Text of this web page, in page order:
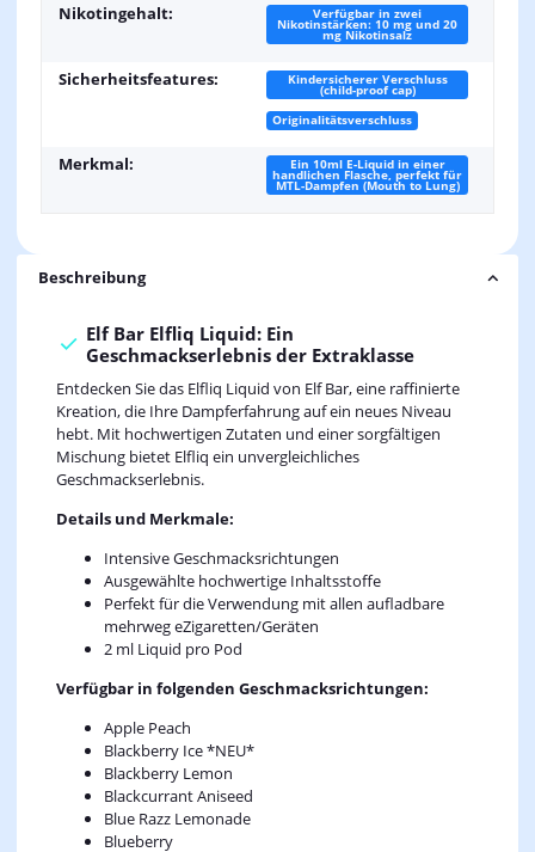
Nikotingehalt: Verfügbar in zwei
Nikotinstärken: 10 mg und 20
mg Nikotinsalz
Sicherheitsfeatures: Kindersicherer Verschluss
(child-proof cap)
Originalitätsverschluss
Merkmal: Ein 10ml E-Liquid in einer
handlichen Flasche, perfekt für
MTL-Dampfen (Mouth to Lung)
Beschreibung
Elf Bar Elfliq Liquid: Ein
Geschmackserlebnis der Extraklasse
Entdecken Sie das Elfliq Liquid von Elf Bar, eine raffinierte
Kreation, die Ihre Dampferfahrung auf ein neues Niveau
hebt. Mit hochwertigen Zutaten und einer sorgfältigen
Mischung bietet Elfliq ein unvergleichliches
Geschmackserlebnis.
Details und Merkmale:
Intensive Geschmacksrichtungen
Ausgewählte hochwertige Inhaltsstoffe
Perfekt für die Verwendung mit allen aufladbare
mehrweg eZigaretten/Geräten
2 ml Liquid pro Pod
Verfügbar in folgenden Geschmacksrichtungen:
Apple Peach
Blackberry Ice *NEU*
Blackberry Lemon
Blackcurrant Aniseed
Blue Razz Lemonade
Blueberry